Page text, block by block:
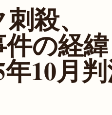
殺、
の経
10月